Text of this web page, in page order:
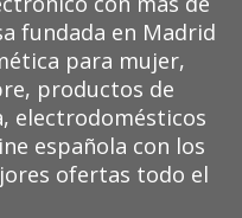
fundada en Madrid
para mujer,
productos de
electrodomésticos
española con los
ofertas todo el